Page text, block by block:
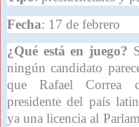
Fecha: 17 de febrero
¿Qué está en juego?
ningún candidato
que Rafael Correa
presidente del país
ya una licencia al